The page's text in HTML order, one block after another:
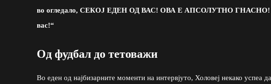
во огледало, СЕКОЈ ЕДЕН ОД ВАС! ОВА Е АПСОЛУТНО ГНАСНО!
вас!“
Од фудбал до тетоважи
Во еден од најбизарните моменти на интервјуто, Холовеј некако успеа